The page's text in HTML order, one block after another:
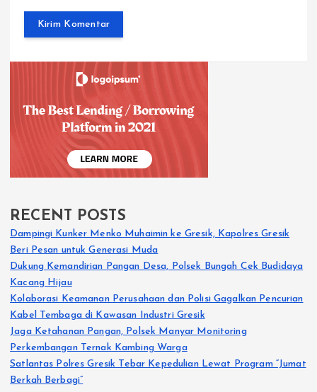
RECENT POSTS
Dampingi Kunker Menko Muhaimin ke Gresik, Kapolres Gresik
Beri Pesan untuk Generasi Muda
Dukung Kemandirian Pangan Desa, Polsek Bungah Cek Budidaya
Kacang Hijau
Kolaborasi Keamanan Perusahaan dan Polisi Gagalkan Pencurian
Kabel Tembaga di Kawasan Industri Gresik
Jaga Ketahanan Pangan, Polsek Manyar Monitoring
Perkembangan Ternak Kambing Warga
Satlantas Polres Gresik Tebar Kepedulian Lewat Program “Jumat
Berkah Berbagi”